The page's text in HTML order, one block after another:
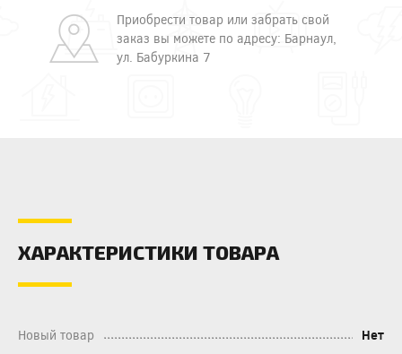
Приобрести товар или забрать свой
заказ вы можете по адресу: Барнаул,
ул. Бабуркина 7
ХАРАКТЕРИСТИКИ ТОВАРА
Новый товар Нет